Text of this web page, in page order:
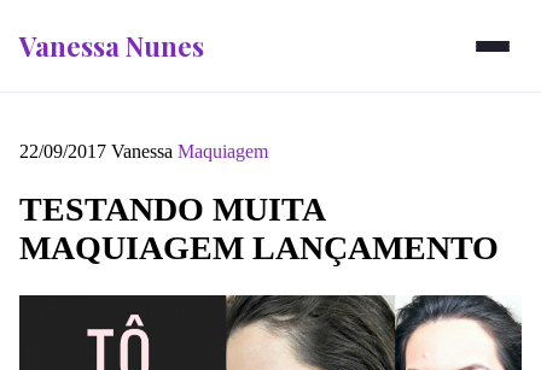
Vanessa Nunes
22/09/2017 Vanessa Maquiagem
TESTANDO MUITA
MAQUIAGEM LANÇAMENTO